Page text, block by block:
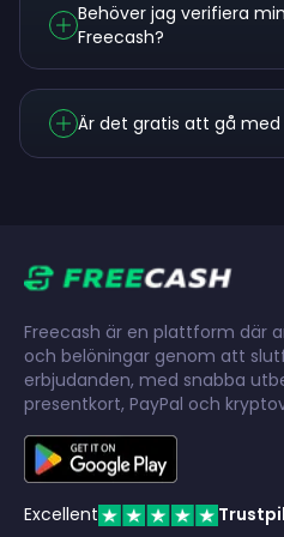
Behöver jag verifiera
Freecash?
Är det gratis att gå med
Freecash är en plattform där
och belöningar genom att
erbjudanden, med snabba
presentkort, PayPal och
Excellent